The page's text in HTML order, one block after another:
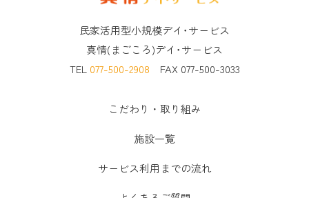
民家活用型小規模デイ･サービス
真情(まごころ)デイ･サービス
TEL 077-500-2908 FAX 077-500-3033
こだわり・取り組み
施設一覧
サービス利用までの流れ